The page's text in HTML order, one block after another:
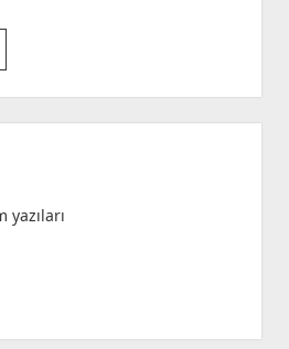
yazıları